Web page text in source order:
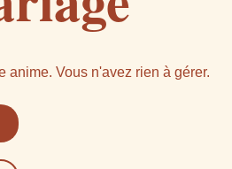
anime. Vous n'avez rien à gérer.